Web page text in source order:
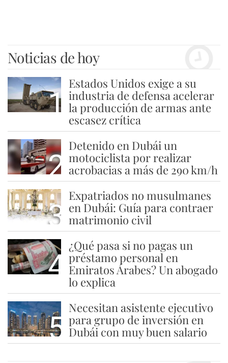
Noticias de hoy
1
Estados Unidos exige a su
industria de defensa acelerar
la producción de armas ante
escasez crítica
2
Detenido en Dubái un
motociclista por realizar
acrobacias a más de 290 km/h
3
Expatriados no musulmanes
en Dubái: Guía para contraer
matrimonio civil
4
¿Qué pasa si no pagas un
préstamo personal en
Emiratos Árabes? Un abogado
lo explica
5
Necesitan asistente ejecutivo
para grupo de inversión en
Dubái con muy buen salario